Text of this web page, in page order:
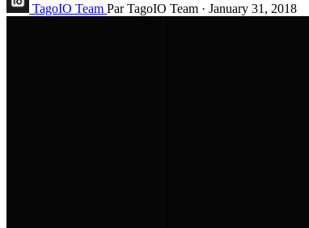
TagoIO Team Par TagoIO Team · January 31, 2018